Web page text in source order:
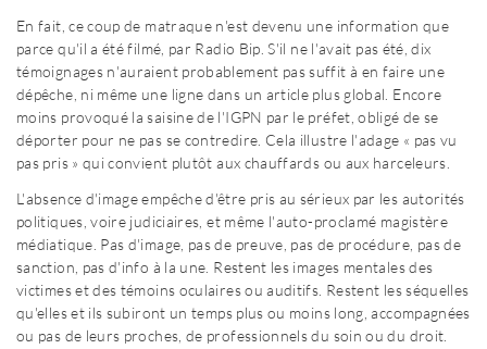
En fait, ce coup de matraque n'est devenu une information que
parce qu'il a été filmé, par Radio Bip. S'il ne l'avait pas été, dix
témoignages n'auraient probablement pas suffit à en faire une
dépêche, ni même une ligne dans un article plus global. Encore
moins provoqué la saisine de l'IGPN par le préfet, obligé de se
déporter pour ne pas se contredire. Cela illustre l'adage « pas vu
pas pris » qui convient plutôt aux chauffards ou aux harceleurs.
L'absence d'image empêche d'être pris au sérieux par les autorités
politiques, voire judiciaires, et même l'auto-proclamé magistère
médiatique. Pas d'image, pas de preuve, pas de procédure, pas de
sanction, pas d'info à la une. Restent les images mentales des
victimes et des témoins oculaires ou auditifs. Restent les séquelles
qu'elles et ils subiront un temps plus ou moins long, accompagnées
ou pas de leurs proches, de professionnels du soin ou du droit.